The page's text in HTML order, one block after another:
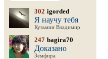
302 igorded
Я научу тебя
Кузьмин Владимир
247 bagira70
Доказано
Земфира